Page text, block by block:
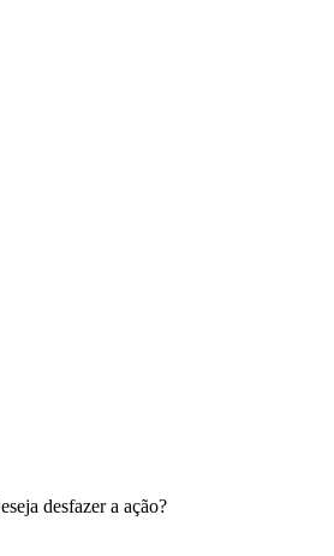
desfazer a ação?